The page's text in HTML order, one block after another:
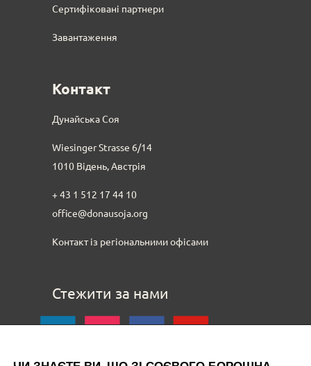
Сертифіковані партнери
Завантаження
Контакт
Дунайська Соя
Wiesinger Strasse 6/14
1010 Відень, Австрія
+ 43 1 512 17 44 10
office@donausoja.org
Контакт із регіональними офісами
Стежити за нами